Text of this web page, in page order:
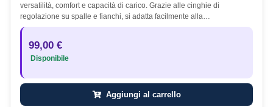
versatilità, comfort e capacità di carico. Grazie alle cinghie di
regolazione su spalle e fianchi, si adatta facilmente alla…
99,00 €
Disponibile
Aggiungi al carrello